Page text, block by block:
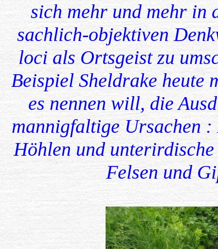
sich mehr und mehr in
sachlich-objektiven
loci als Ortsgeist zu
Beispiel Sheldrake heute
es nennen will, die
mannigfaltige Ursachen :
Höhlen und
Felsen und